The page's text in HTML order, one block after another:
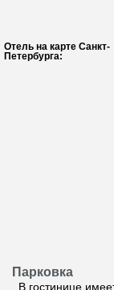
Отель на карте Санкт-
Петербурга:
Парковка
В гостинице